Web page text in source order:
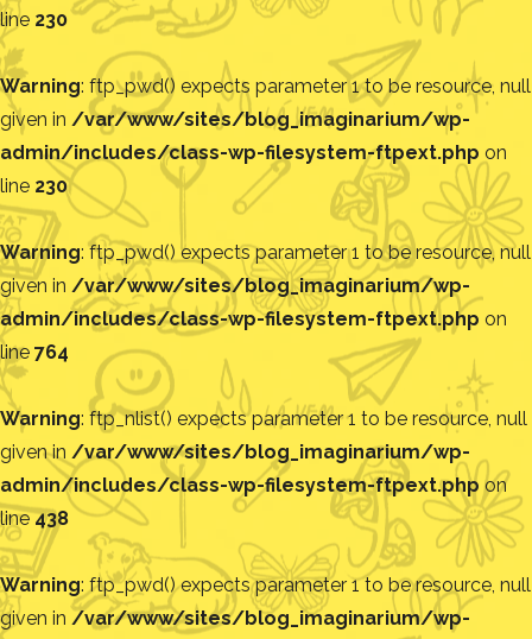
line 230
Warning: ftp_pwd() expects parameter 1 to be resource, null
given in /var/www/sites/blog_imaginarium/wp-
admin/includes/class-wp-filesystem-ftpext.php on
line 230
Warning: ftp_pwd() expects parameter 1 to be resource, null
given in /var/www/sites/blog_imaginarium/wp-
admin/includes/class-wp-filesystem-ftpext.php on
line 764
Warning: ftp_nlist() expects parameter 1 to be resource, null
given in /var/www/sites/blog_imaginarium/wp-
admin/includes/class-wp-filesystem-ftpext.php on
line438
Warning: ftp_pwd() expects parameter 1 to be resource, null
given in /var/www/sites/blog_imaginarium/wp-